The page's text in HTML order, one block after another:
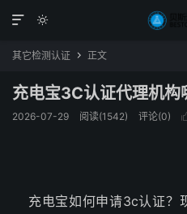


其它检测认证  正文
充电宝3C认证代理机构
2026-07-29 阅读(1542) 评论(0)
充电宝如何申请3c认证？